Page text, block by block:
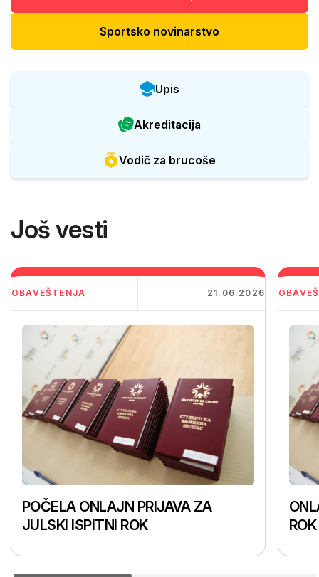
Sportsko novinarstvo
Upis
Akreditacija
Vodič za brucoše
Još vesti
OBAVEŠTENJA 21.06.2026
POČELA ONLAJN PRIJAVA ZA
JULSKI ISPITNI ROK